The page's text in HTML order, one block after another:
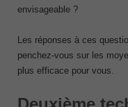
envisageable ?
Les réponses à ces
penchez-vous sur les
plus efficace pour vous.